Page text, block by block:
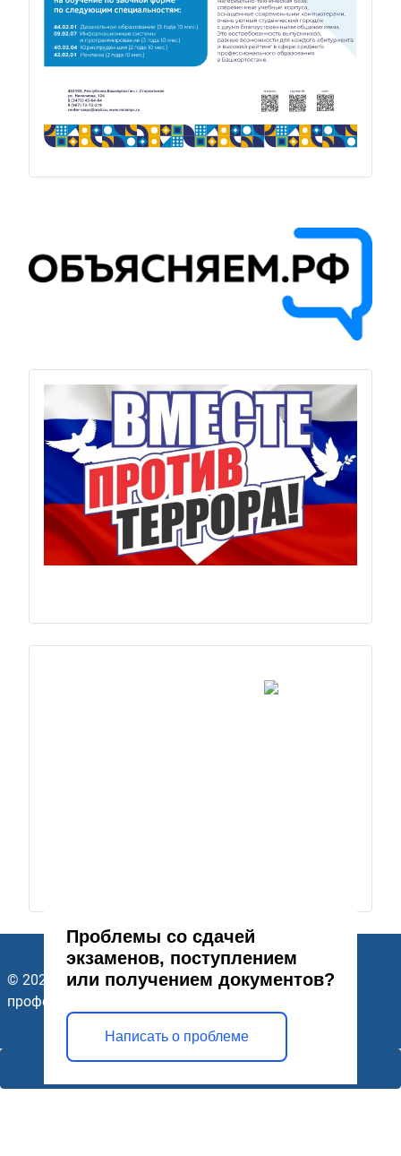
Previous Next
Проблемы со сдачей
экзаменов, поступлением
или получением документов?
Написать о проблеме
© 2026 ГАПОУ Стерлитамакский многопрофильный
профессиональный колледж. Все права защищены.